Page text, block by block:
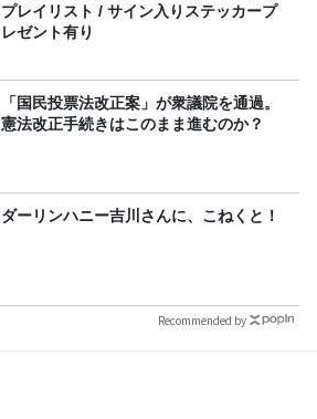
プレイリスト / サイン入りステッカープ
レゼント有り
「国民投票法改正案」が衆議院を通過。
憲法改正手続きはこのまま進むのか？
ダーリンハニー吉川さんに、こねくと！
Recommended by